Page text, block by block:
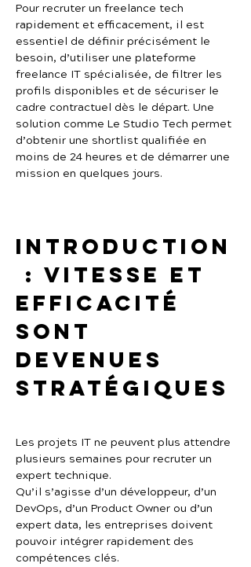
Pour recruter un freelance tech
rapidement et efficacement, il est
essentiel de définir précisément le
besoin, d’utiliser une plateforme
freelance IT spécialisée, de filtrer les
profils disponibles et de sécuriser le
cadre contractuel dès le départ. Une
solution comme Le Studio Tech permet
d’obtenir une shortlist qualifiée en
moins de 24 heures et de démarrer une
mission en quelques jours.
Introduction
: vitesse et
efficacité
sont
devenues
stratégiques
Les projets IT ne peuvent plus attendre
plusieurs semaines pour recruter un
expert technique.
Qu’il s’agisse d’un développeur, d’un
DevOps, d’un Product Owner ou d’un
expert data, les entreprises doivent
pouvoir intégrer rapidement des
compétences clés.